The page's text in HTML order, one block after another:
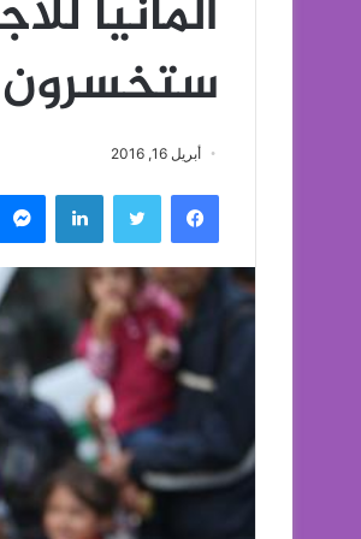
ألمانيا
ستخسرون
أبريل 16, 2016
فيسبوك تويتر لينكدإن